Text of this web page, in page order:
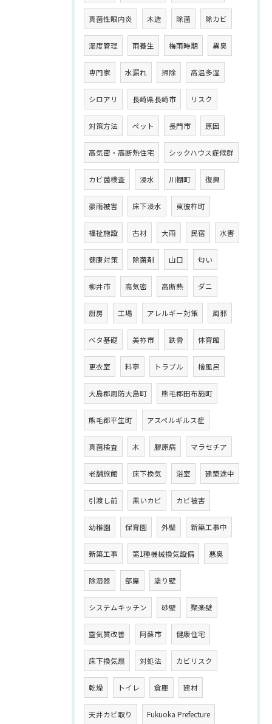
真菌性眼内炎 木造 除菌 除カビ
湿度管理 雨養生 梅雨時期 異臭
専門家 水漏れ 掃除 高温多湿
シロアリ 長崎県長崎市 リスク
対策方法 ペット 長門市 原因
高気密・高断熱住宅 シックハウス症候群
カビ菌検査 浸水 川棚町 復興
豪雨被害 床下浸水 東彼杵町
福祉施設 古材 大雨 民宿 水害
健康対策 除菌剤 山口 匂い
柳井市 高気密 高断熱 ダニ
厨房 工場 アレルギー対策 風邪
ベタ基礎 美祢市 鉄骨 体育館
更衣室 料亭 トラブル 檜風呂
大島郡周防大島町 熊毛郡田布施町
熊毛郡平生町 アスペルギルス症
真菌検査 木 膠原病 マラセチア
老舗旅館 床下換気 浴室 建築途中
引渡し前 黒いカビ カビ被害
幼稚園 保育園 外壁 新築工事中
新築工事 第1種機械換気設備 悪臭
除湿器 部屋 塗り壁
システムキッチン 砂壁 聚楽壁
空気質改善 阿蘇市 健康住宅
床下換気扇 対処法 カビリスク
乾燥 トイレ 倉庫 建材
天井カビ取り Fukuoka Prefecture